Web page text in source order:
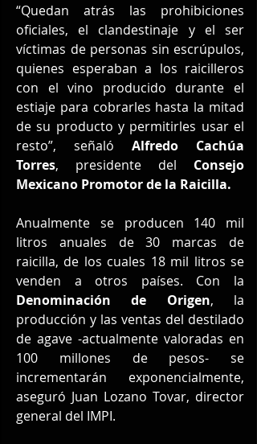
“Quedan atrás las prohibiciones
oficiales, el clandestinaje y el ser
víctimas de personas sin escrúpulos,
quienes esperaban a los raicilleros
con el vino producido durante el
estiaje para cobrarles hasta la mitad
de su producto y permitirles usar el
resto”, señaló Alfredo Cachúa
Torres, presidente del Consejo
Mexicano Promotor de la Raicilla.
Anualmente se producen 140 mil
litros anuales de 30 marcas de
raicilla, de los cuales 18 mil litros se
Denominación de Origen, la
producción y las ventas del destilado
de agave -actualmente valoradas en
100 millones de pesos- se
incrementarán exponencialmente,
aseguró Juan Lozano Tovar, director
general del IMPI.